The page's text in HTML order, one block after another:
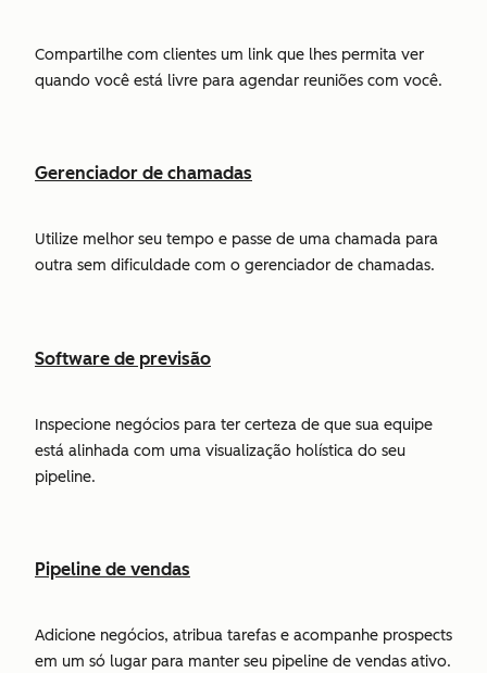
Compartilhe com clientes um link que lhes permita ver
quando você está livre para agendar reuniões com você.
Gerenciador de chamadas
Utilize melhor seu tempo e passe de uma chamada para
outra sem dificuldade com o gerenciador de chamadas.
Software de previsão
Inspecione negócios para ter certeza de que sua equipe
está alinhada com uma visualização holística do seu
pipeline.
Pipeline de vendas
Adicione negócios, atribua tarefas e acompanhe prospects
em um só lugar para manter seu pipeline de vendas ativo.